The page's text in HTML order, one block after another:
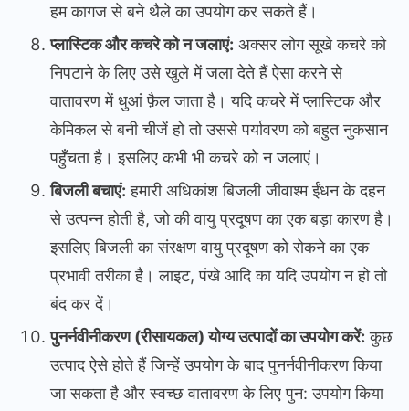
हम कागज से बने थैले का उपयोग कर सकते हैं।
प्लास्टिक और कचरे को न जलाएं: अक्सर लोग सूखे कचरे को
निपटाने के लिए उसे खुले में जला देते हैं ऐसा करने से
वातावरण में धुआं फ़ैल जाता है। यदि कचरे में प्लास्टिक और
केमिकल से बनी चीजें हो तो उससे पर्यावरण को बहुत नुकसान
पहुँचता है। इसलिए कभी भी कचरे को न जलाएं।
बिजली बचाएं: हमारी अधिकांश बिजली जीवाश्म ईंधन के दहन
से उत्पन्न होती है, जो की वायु प्रदूषण का एक बड़ा कारण है।
इसलिए बिजली का संरक्षण वायु प्रदूषण को रोकने का एक
प्रभावी तरीका है। लाइट, पंखे आदि का यदि उपयोग न हो तो
बंद कर दें।
पुनर्नवीनीकरण (रीसायकल) योग्य उत्पादों का उपयोग करें: कुछ
उत्पाद ऐसे होते हैं जिन्हें उपयोग के बाद पुनर्नवीनीकरण किया
जा सकता है और स्वच्छ वातावरण के लिए पुन: उपयोग किया